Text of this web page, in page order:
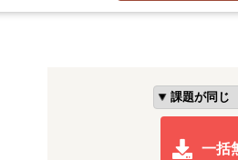
一括